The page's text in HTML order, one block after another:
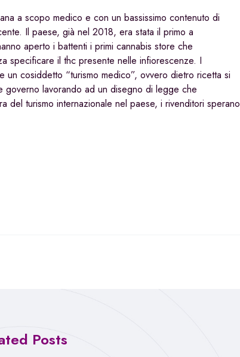
a scopo medico e con un bassissimo contenuto di
Il paese, già nel 2018, era stata il primo a
aperto i battenti i primi cannabis store che
specificare il thc presente nelle infiorescenze. I
un cosiddetto “turismo medico”, ovvero dietro ricetta si
governo lavorando ad un disegno di legge che
del turismo internazionale nel paese, i rivenditori sperano
Posts